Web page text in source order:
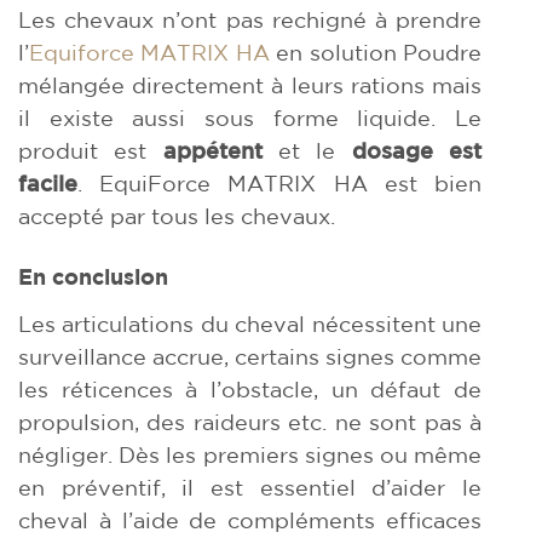
Les chevaux n’ont pas rechigné à prendre
l’Equiforce MATRIX HA en solution Poudre
mélangée directement à leurs rations mais
il existe aussi sous forme liquide. Le
produit est appétentet le dosage est
facile . EquiForce MATRIX HA est bien
accepté par tous les chevaux.
En conclusion
Les articulations du cheval nécessitent une
surveillance accrue, certains signes comme
les réticences à l’obstacle, un défaut de
propulsion, des raideurs etc. ne sont pas à
négliger. Dès les premiers signes ou même
en préventif, il est essentiel d’aider le
cheval à l’aide de compléments efficaces